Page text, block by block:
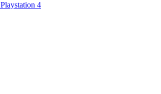
Playstation 4